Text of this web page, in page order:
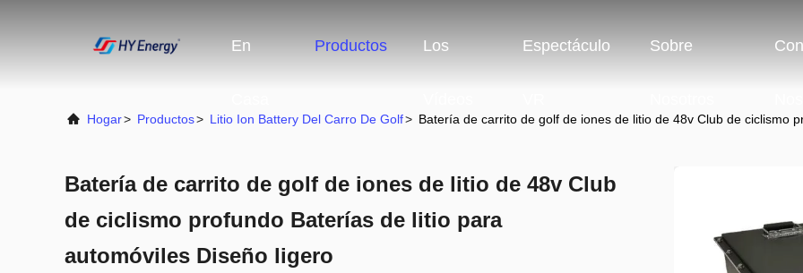
En Productos Los Espectáculo Sobre
Hogar> Productos> Litio Ion Battery Del Carro De Golf> Batería de carrito de golf de iones de litio de 48v Club de ciclismo
Batería de carrito de golf de iones de litio de 48v Club
de ciclismo profundo Baterías de litio para
automóviles Diseño ligero